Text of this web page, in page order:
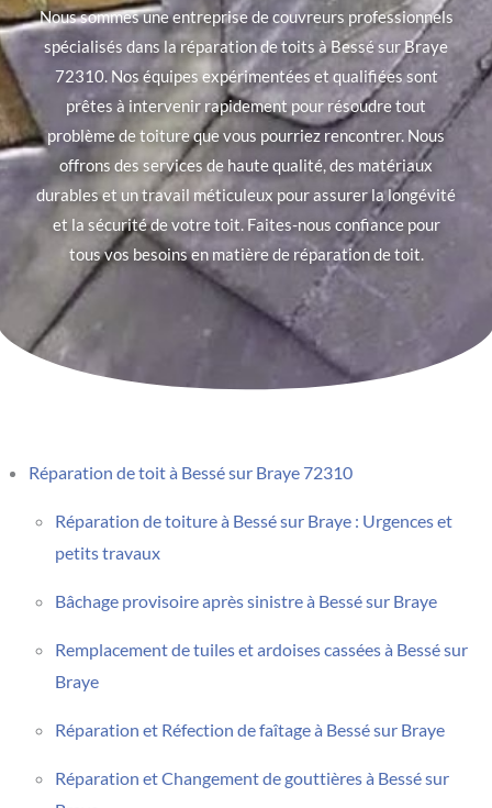
Nous sommes une entreprise de couvreurs professionnels
spécialisés dans la réparation de toits à Bessé sur Braye
72310. Nos équipes expérimentées et qualifiées sont
prêtes à intervenir rapidement pour résoudre tout
problème de toiture que vous pourriez rencontrer. Nous
offrons des services de haute qualité, des matériaux
durables et un travail méticuleux pour assurer la longévité
et la sécurité de votre toit. Faites-nous confiance pour
tous vos besoins en matière de réparation de toit.
Réparation de toit à Bessé sur Braye 72310
Réparation de toiture à Bessé sur Braye : Urgences et
petits travaux
Bâchage provisoire après sinistre à Bessé sur Braye
Remplacement de tuiles et ardoises cassées à Bessé sur
Braye
Réparation et Réfection de faîtage à Bessé sur Braye
Réparation et Changement de gouttières à Bessé sur